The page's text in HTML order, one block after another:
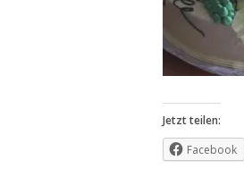
Jetzt teilen:
Facebook